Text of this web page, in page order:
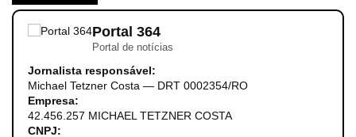
Portal 364
Portal de notícias
Jornalista responsável:
Michael Tetzner Costa — DRT 0002354/RO
Empresa:
42.456.257 MICHAEL TETZNER COSTA
CNPJ: